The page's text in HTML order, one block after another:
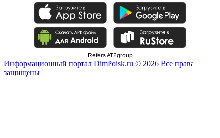
Refers AT2group
Информационный портал DimPoisk.ru © 2026 Все права
защищены